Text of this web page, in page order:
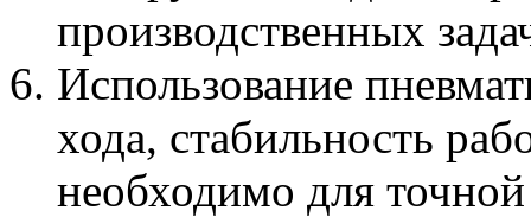
производственных
Использование
хода, стабильность
необходимо для